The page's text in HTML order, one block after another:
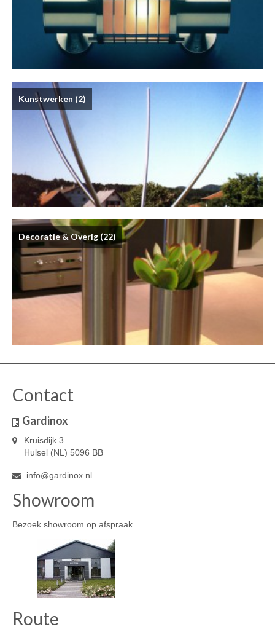
Kunstwerken (2)
Decoratie & Overig (22)
Contact
Gardinox
Kruisdijk 3
Hulsel (NL) 5096 BB
info@gardinox.nl
Showroom
Bezoek showroom op afspraak.
Route